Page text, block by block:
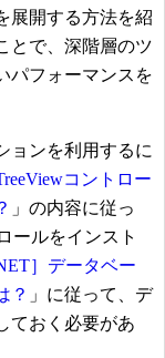
展開する方法を紹
とで、深階層のツ
パフォーマンスを
ョンを利用するに
コントロー
」の内容に従っ
ールをインスト
］データベー
？ 」に従って、デ
ておく必要があ